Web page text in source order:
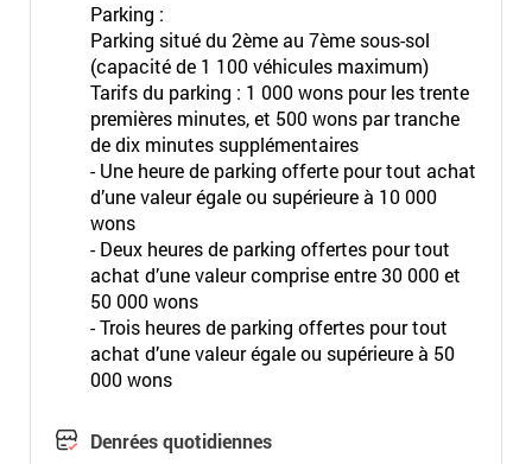
Parking :
Parking situé du 2ème au 7ème sous-sol
(capacité de 1 100 véhicules maximum)
Tarifs du parking : 1 000 wons pour les trente
premières minutes, et 500 wons par tranche
de dix minutes supplémentaires
- Une heure de parking offerte pour tout achat
d’une valeur égale ou supérieure à 10 000
wons
- Deux heures de parking offertes pour tout
achat d’une valeur comprise entre 30 000 et
50 000 wons
- Trois heures de parking offertes pour tout
achat d’une valeur égale ou supérieure à 50
000 wons
Denrées quotidiennes